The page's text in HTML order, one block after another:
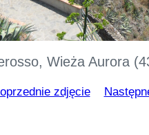
Wieża Aurora
zdjęcie